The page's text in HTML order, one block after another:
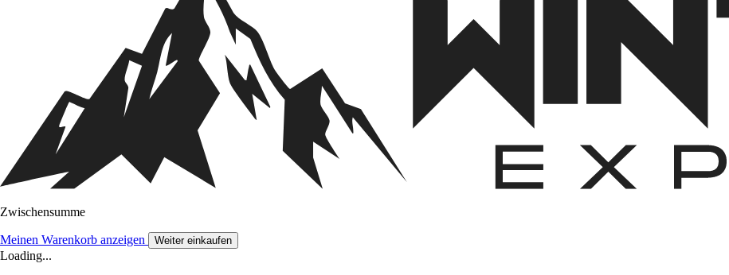
Zwischensumme
Meinen Warenkorb anzeigen Weiter einkaufen
Loading...